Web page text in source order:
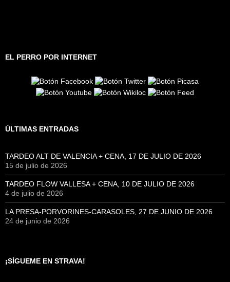
EL PERRO POR INTERNET
ÚLTIMAS ENTRADAS
TARDEO ALT DE VALENCIA + CENA, 17 DE JULIO DE 2026
15 de julio de 2026
TARDEO FLOW VALLESA + CENA, 10 DE JULIO DE 2026
4 de julio de 2026
LA PRESA-PORVORINES-CARASOLES, 27 DE JUNIO DE 2026
24 de junio de 2026
¡SÍGUEME EN STRAVA!